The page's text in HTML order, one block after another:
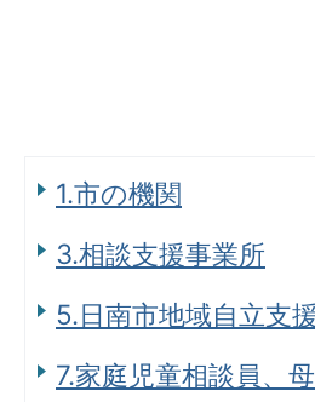
1.市の機関
3.相談支援事業所
5.日南市地域自立支
7.家庭児童相談員、